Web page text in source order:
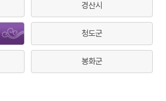
경산시
청도군
봉화군